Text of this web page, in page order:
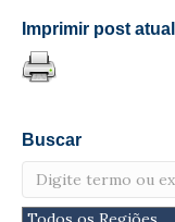
Imprimir post atual
Buscar